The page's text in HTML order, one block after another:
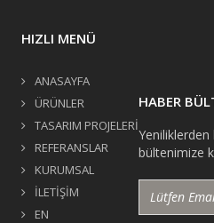
HIZLI MENÜ
ANASAYFA
ÜRÜNLER
TASARIM PROJELERİ
REFERANSLAR
KURUMSAL
İLETİŞİM
EN
HABER
bültenimize